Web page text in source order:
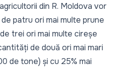
din R. Moldova vor
de patru ori mai multe prune
trei ori mai multe cireșe
de două ori mai mari
de tone) și cu 25% mai